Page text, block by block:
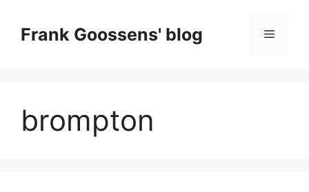
contentFrank Goossens' blog Menu
brompton